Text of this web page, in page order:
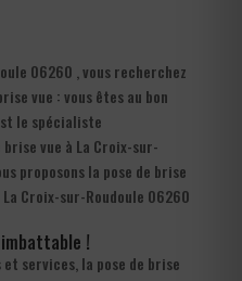
06260 , vous recherchez
vue : vous êtes au bon
le spécialiste
vue à La Croix-sur-
proposons la pose de brise
Croix-sur-Roudoule 06260
!
services, la pose de brise